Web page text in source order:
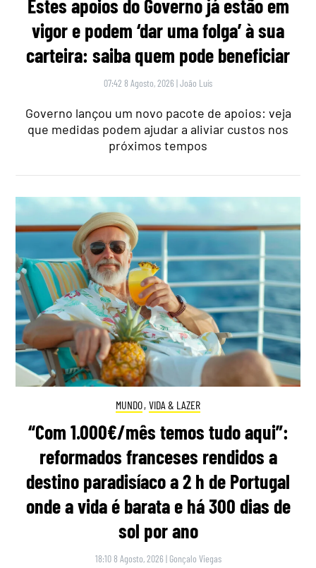
Estes apoios do Governo já estão em
vigor e podem ‘dar uma folga’ à sua
carteira: saiba quem pode beneficiar
07:42 8 Agosto, 2026 |João Luís
Governo lançou um novo pacote de apoios: veja
que medidas podem ajudar a aliviar custos nos
próximos tempos
MUNDO, VIDA & LAZER
“Com 1.000€/mês temos tudo aqui”:
reformados franceses rendidos a
destino paradisíaco a 2 h de Portugal
onde a vida é barata e há 300 dias de
sol por ano
18:10 8 Agosto, 2026 | Gonçalo Viegas